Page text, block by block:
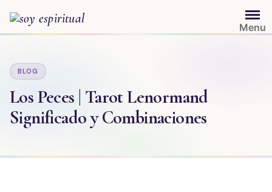
contenido
Menu
BLOG
Los Peces | Tarot Lenormand
Significado y Combinaciones